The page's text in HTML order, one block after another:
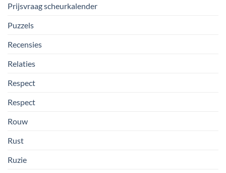
Prijsvraag scheurkalender
Puzzels
Recensies
Relaties
Respect
Respect
Rouw
Rust
Ruzie